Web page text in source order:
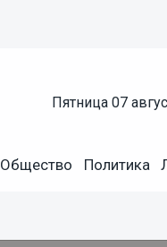
пятница 07
Общество Политика